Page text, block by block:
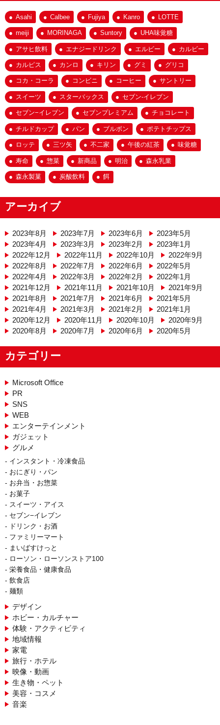
Asahi Calbee Fujiya Kanro LOTTE
meiji MORINAGA Suntory UHA味覚糖
アサヒ飲料 エナジードリンク エルビー カルビー
カルピス カンロ キリン グミ グリコ
コカ・コーラ コンビニ コーヒー サントリー
スイーツ スターバックス セブン-イレブン
セブン−イレブン セブンプレミアム チョコレート
チルドカップ パン ブルボン ポテトチップス
ロッテ 三ツ矢 不二家 午後の紅茶 味覚糖
寿命 惣菜 新商品 明治 森永乳業
森永製菓 炭酸飲料 餌
アーカイブ
2023年8月 2023年7月 2023年6月
2023年5月
2023年4月
2023年3月 2023年2月
2023年1月
2022年12月
2022年11月 2022年10月
2022年9月
2022年8月
2022年7月 2022年6月
2022年5月
2022年4月
2022年3月 2022年2月
2022年1月
2021年12月
2021年11月 2021年10月
2021年9月
2021年8月
2021年7月 2021年6月
2021年5月
2021年4月
2021年3月 2021年2月
2021年1月
2020年12月
2020年11月 2020年10月
2020年9月
2020年8月
2020年7月 2020年6月 2020年5月
カテゴリー
Microsoft Office
PR
SNS
WEB
エンターテインメント
ガジェット
グルメ
インスタント・冷凍食品
おにぎり・パン
お弁当・お惣菜
お菓子
スイーツ・アイス
セブン−イレブン
ドリンク・お酒
ファミリーマート
まいばすけっと
ローソン・ローソンストア100
栄養食品・健康食品
飲食店
麺類
デザイン
ホビー・カルチャー
体験・アクティビティ
地域情報
家電
旅行・ホテル
映像・動画
生き物・ペット
美容・コスメ
音楽